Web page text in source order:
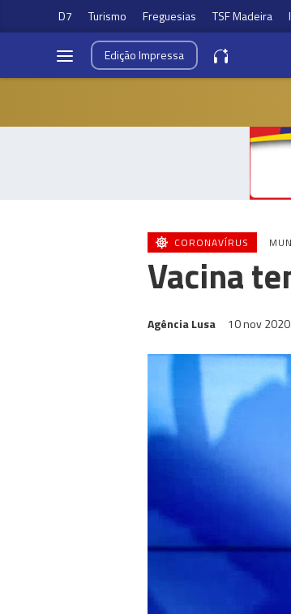
D7 Turismo Freguesias TSF Madeira
EdiçãoImpressa
CORONAVÍRUS
Vacina
Agência Lusa 10 nov 2020